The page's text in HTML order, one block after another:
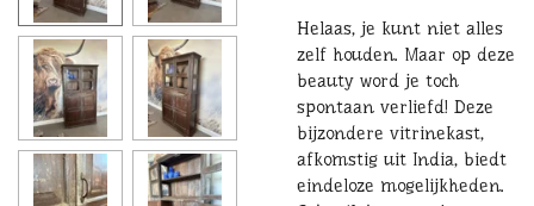
Helaas, je kunt niet alles
zelf houden. Maar op deze
beauty word je toch
spontaan verliefd! Deze
bijzondere vitrinekast,
afkomstig uit India, biedt
eindeloze mogelijkheden.